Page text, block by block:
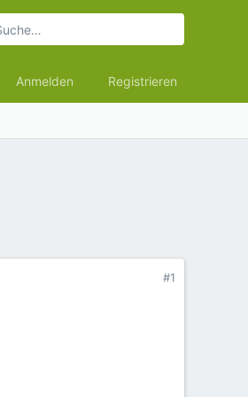
Anmelden Registrieren
#1